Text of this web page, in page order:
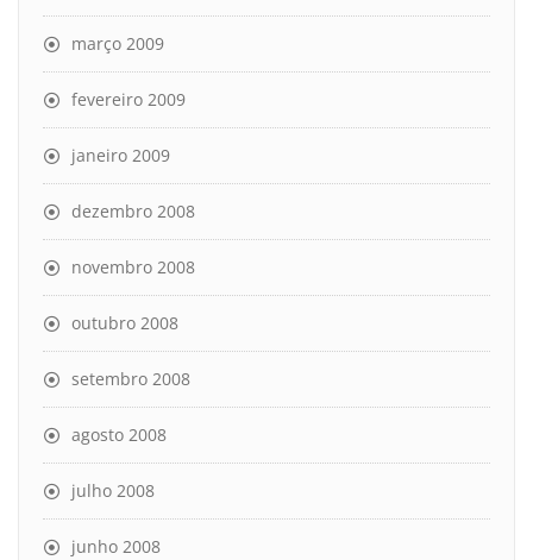
março 2009
fevereiro 2009
janeiro 2009
dezembro 2008
novembro 2008
outubro 2008
setembro 2008
agosto 2008
julho 2008
junho 2008